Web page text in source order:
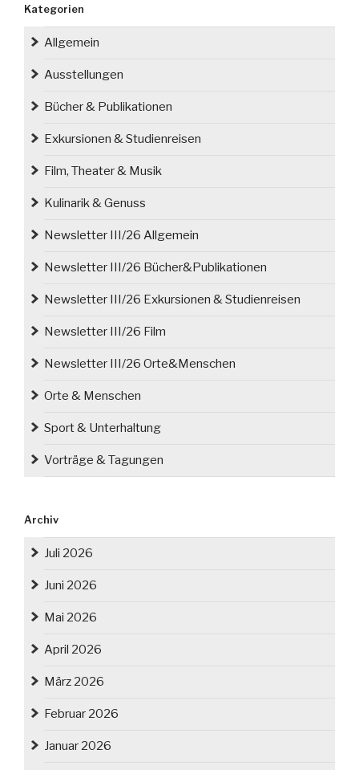
Nordschlesiens“
Kategorien
Allgemein
Ausstellungen
Bücher & Publikationen
Exkursionen & Studienreisen
Film, Theater & Musik
Kulinarik & Genuss
Newsletter III/26 Allgemein
Newsletter III/26 Bücher&Publikationen
Newsletter III/26 Exkursionen & Studienreisen
Newsletter III/26 Film
Newsletter III/26 Orte&Menschen
Orte & Menschen
Sport & Unterhaltung
Vorträge & Tagungen
Archiv
Juli 2026
Juni 2026
Mai 2026
April 2026
März 2026
Februar 2026
Januar 2026